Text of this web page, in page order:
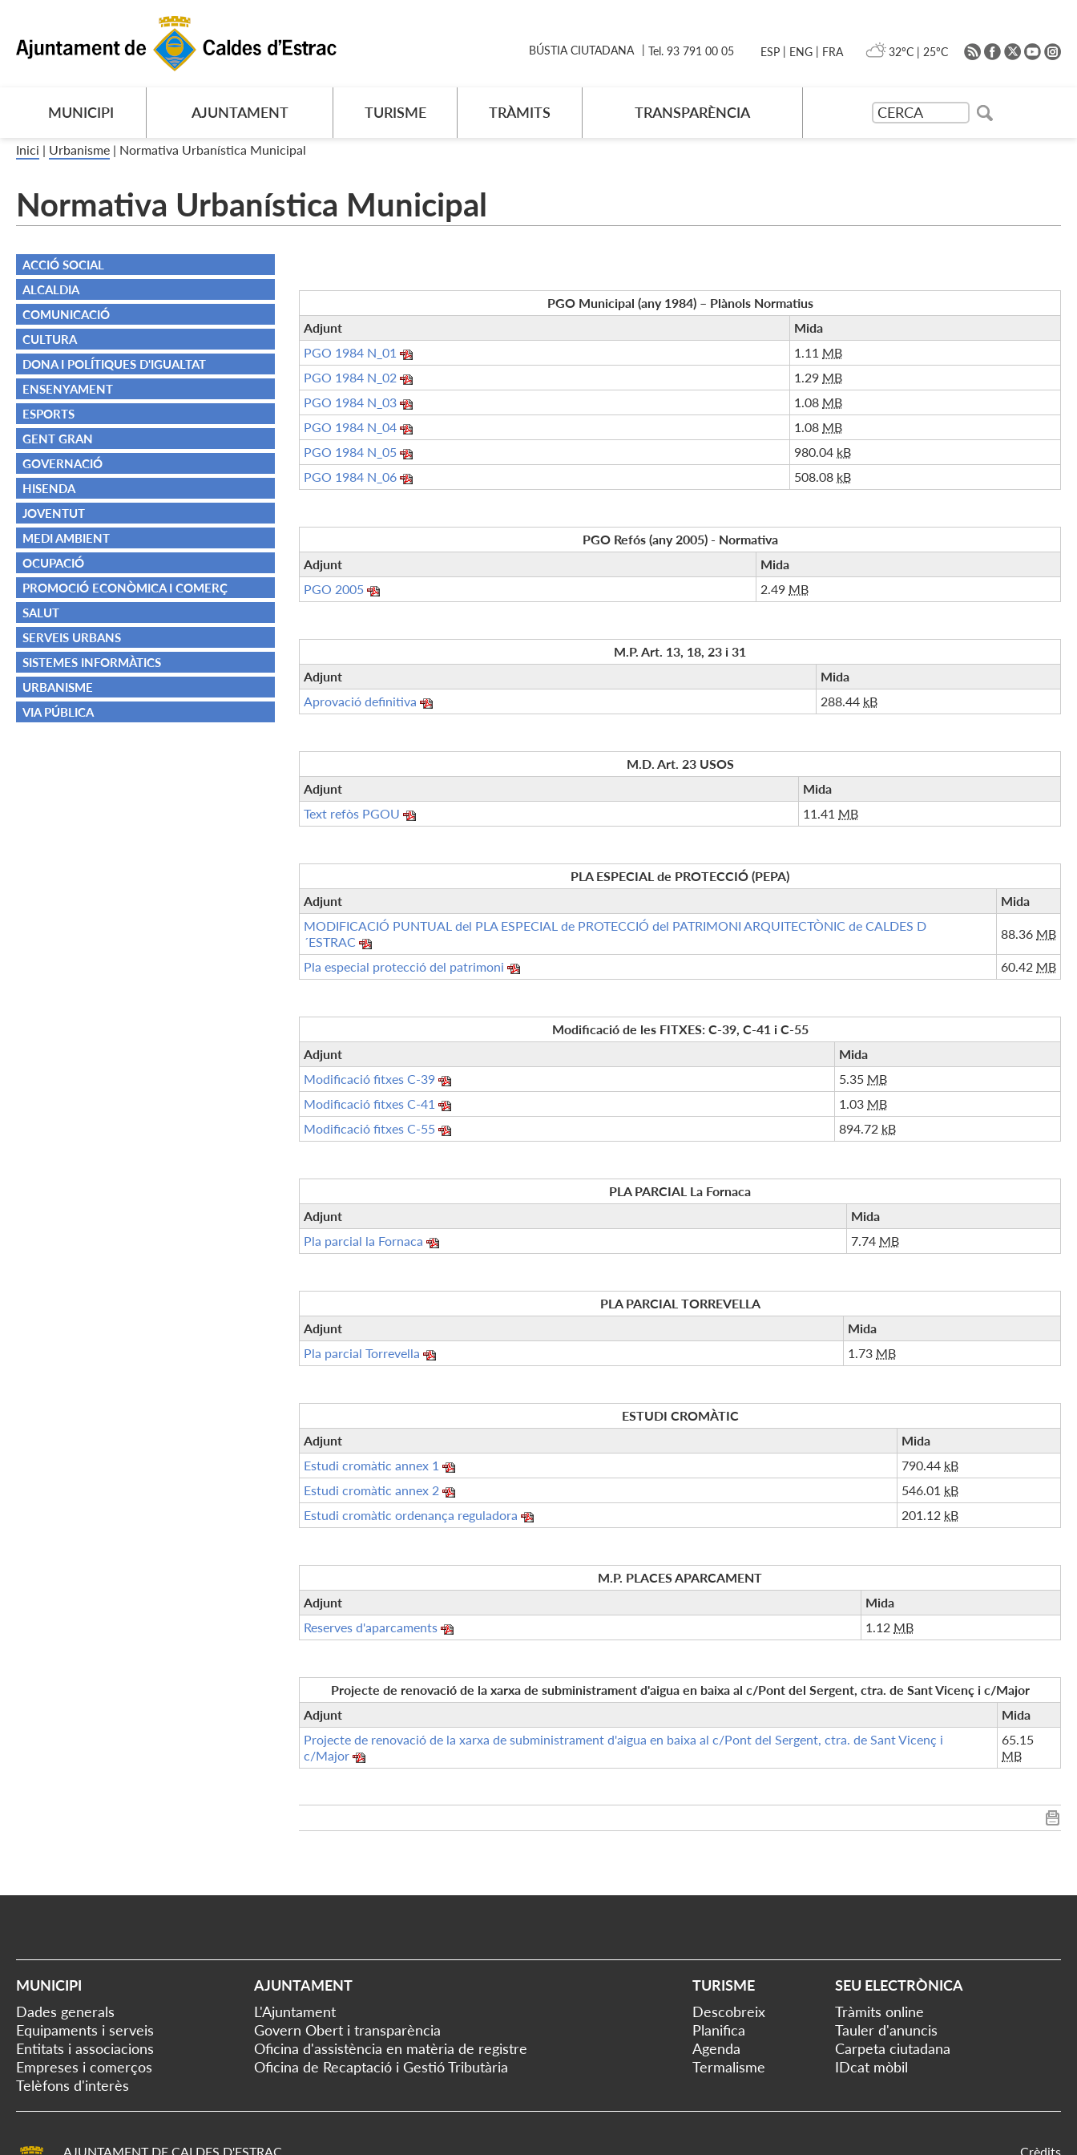
MUNICIPI AJUNTAMENT TURISME TRÀMITS TRANSPARÈNCIA
BÚSTIA CIUTADANA Tel. 93 791 00 05 ESP | ENG | FRA 32ºC | 25ºC
Inici | Urbanisme | Normativa Urbanística Municipal
Normativa Urbanística Municipal
ACCIÓ SOCIAL
ALCALDIA
COMUNICACIÓ
CULTURA
DONA I POLÍTIQUES D'IGUALTAT
ENSENYAMENT
ESPORTS
GENT GRAN
GOVERNACIÓ
HISENDA
JOVENTUT
MEDI AMBIENT
OCUPACIÓ
PROMOCIÓ ECONÒMICA I COMERÇ
SALUT
SERVEIS URBANS
SISTEMES INFORMÀTICS
URBANISME
VIA PÚBLICA
PGO Municipal (any 1984) – Plànols Normatius
Adjunt
Mida
PGO 1984 N_01
1.11 MB
PGO 1984 N_02
1.29 MB
PGO 1984 N_03
1.08 MB
PGO 1984 N_04
1.08 MB
PGO 1984 N_05
980.04 kB
PGO 1984 N_06
508.08 kB
PGO Refós (any 2005) - Normativa
Adjunt
Mida
PGO 2005
2.49 MB
M.P. Art. 13, 18, 23 i 31
Adjunt
Mida
Aprovació definitiva
288.44 kB
M.D. Art. 23 USOS
Adjunt
Mida
Text refòs PGOU
11.41 MB
PLA ESPECIAL de PROTECCIÓ (PEPA)
Adjunt
Mida
MODIFICACIÓ PUNTUAL del PLA ESPECIAL de PROTECCIÓ del PATRIMONI ARQUITECTÒNIC de CALDES D
´ESTRAC
88.36 MB
Pla especial protecció del patrimoni 60.42 MB
Modificació de les FITXES: C-39, C-41 i C-55
Adjunt
Mida
Modificació fitxes C-39
5.35 MB
Modificació fitxes C-41
1.03 MB
Modificació fitxes C-55
894.72 kB
PLA PARCIAL La Fornaca
Adjunt
Mida
Pla parcial la Fornaca
7.74 MB
PLA PARCIAL TORREVELLA
Adjunt
Mida
Pla parcial Torrevella
1.73 MB
ESTUDI CROMÀTIC
Adjunt
Mida
Estudi cromàtic annex 1
790.44 kB
Estudi cromàtic annex 2
546.01 kB
Estudi cromàtic ordenança reguladora
201.12 kB
M.P. PLACES APARCAMENT
Adjunt
Mida
Reserves d'aparcaments
1.12 MB
Projecte de renovació de la xarxa de subministrament d'aigua en baixa al c/Pont del Sergent, ctra. de Sant Vicenç i c/Major
Adjunt
Mida
Projecte de renovació de la xarxa de subministrament d'aigua en baixa al c/Pont del Sergent, ctra. de Sant Vicenç i
c/Major
65.15
MB
MUNICIPI
Dades generals
Equipaments i serveis
Entitats i associacions
Empreses i comerços
Telèfons d'interès
AJUNTAMENT
L'Ajuntament
Govern Obert i transparència
Oficina d'assistència en matèria de registre
Oficina de Recaptació i Gestió Tributària
TURISME
Descobreix
Planifica
Agenda
Termalisme
SEU ELECTRÒNICA
Tràmits online
Tauler d'anuncis
Carpeta ciutadana
IDcat mòbil
AJUNTAMENT DE CALDES D'ESTRAC Crèdits